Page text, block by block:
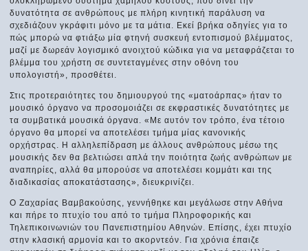
δυνατότητα σε ανθρώπους με πλήρη κινητική παράλυση να
σχεδιάζουν γκράφιτι μόνο με τα μάτια. Εκεί βρήκα οδηγίες για το
πώς μπορώ να φτιάξω μία φτηνή συσκευή εντοπισμού βλέμματος,
μαζί με δωρεάν λογισμικό ανοιχτού κώδικα για να μεταφράζεται το
βλέμμα του χρήστη σε συντεταγμένες στην οθόνη του
υπολογιστή», προσθέτει.
Στις προτεραιότητες του δημιουργού της «ματοάρπας» ήταν το
μουσικό όργανο να προσομοιάζει σε εκφραστικές δυνατότητες με
τα συμβατικά μουσικά όργανα. «Με αυτόν τον τρόπο, ένα τέτοιο
όργανο θα μπορεί να αποτελέσει τμήμα μίας κανονικής
ορχήστρας. Η αλληλεπίδραση με άλλους ανθρώπους μέσω της
μουσικής δεν θα βελτιώσει απλά την ποιότητα ζωής ανθρώπων με
αναπηρίες, αλλά θα μπορούσε να αποτελέσει κομμάτι και της
διαδικασίας αποκατάστασης», διευκρινίζει.
Ο Ζαχαρίας Βαμβακούσης, γεννήθηκε και μεγάλωσε στην Αθήνα
και πήρε το πτυχίο του από το τμήμα Πληροφορικής και
Τηλεπικοινωνιών του Πανεπιστημίου Αθηνών. Επίσης, έχει πτυχίο
στην κλασική αρμονία και το ακορντεόν. Για χρόνια έπαιζε